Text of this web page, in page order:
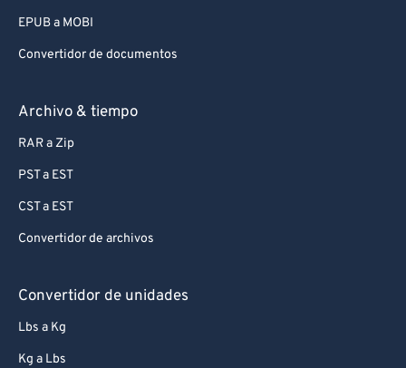
EPUB a MOBI
Convertidor de documentos
Archivo & tiempo
RAR a Zip
PST a EST
CST a EST
Convertidor de archivos
Convertidor de unidades
Lbs a Kg
Kg a Lbs